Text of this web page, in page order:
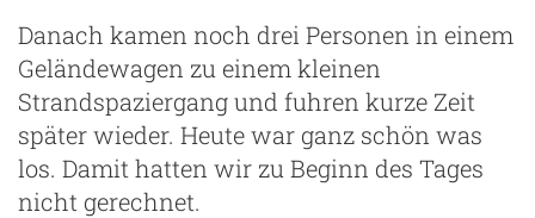
Danach kamen noch drei Personen in einem
Geländewagen zu einem kleinen
Strandspaziergang und fuhren kurze Zeit
später wieder. Heute war ganz schön was
los. Damit hatten wir zu Beginn des Tages
nicht gerechnet.